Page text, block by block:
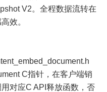
V2。全程数据流转在
效。
C指针，在客户端销
对应C API释放函数，否